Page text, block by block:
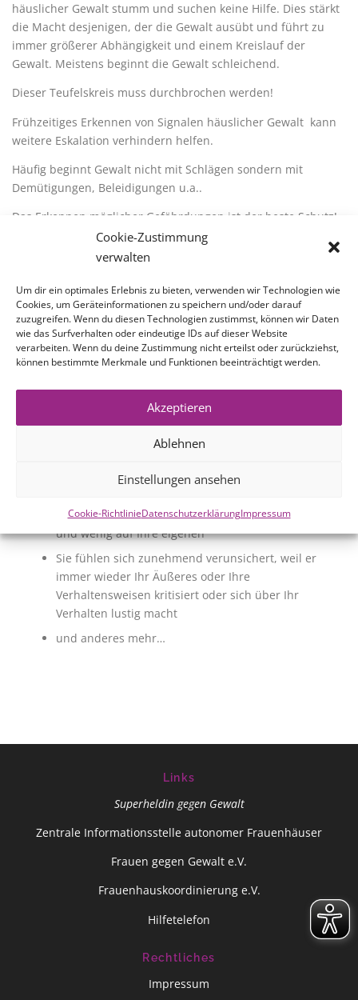
Cookie-Zustimmung
verwalten
Um dir ein optimales Erlebnis zu bieten, verwenden wir Technologien wie
Cookies, um Geräteinformationen zu speichern und/oder darauf
zuzugreifen. Wenn du diesen Technologien zustimmst, können wir Daten
wie das Surfverhalten oder eindeutige IDs auf dieser Website
verarbeiten. Wenn du deine Zustimmung nicht erteilst oder zurückziehst,
können bestimmte Merkmale und Funktionen beeinträchtigt werden.
Akzeptieren
Ablehnen
Einstellungen ansehen
Cookie-RichtlinieDatenschutzerklärungImpressum
häuslicher Gewalt stumm und suchen keine Hilfe. Dies stärkt
die Macht desjenigen, der die Gewalt ausübt und führt zu
immer größerer Abhängigkeit und einem Kreislauf der
Gewalt. Meistens beginnt die Gewalt schleichend.
Dieser Teufelskreis muss durchbrochen werden!
Frühzeitiges Erkennen von Signalen häuslicher Gewalt kann
weitere Eskalation verhindern helfen.
Häufig beginnt Gewalt nicht mit Schlägen sondern mit
Demütigungen, Beleidigungen u.a..
Das Erkennen möglicher Gefährdungen ist der beste Schutz!
Signale können sein:
unsicher und angespannt fühlen
wenn Sie sich nicht trauen Ihre eigene Meinung offen
zu äußern und hierfür auf einen günstigen Moment
warten
Sie geben Ihrem Partner zuliebe den Kontakt zu
Freunden und Verwandten mehr und mehr auf
Sie fühlen sich kontrolliert und haben das Gefühl,
sich nicht mehr frei bewegen zu können
Sie achten sehr auf die Bedürfnisse Ihres Partners
und wenig auf Ihre eigenen
Sie fühlen sich zunehmend verunsichert, weil er
immer wieder Ihr Äußeres oder Ihre
Verhaltensweisen kritisiert oder sich über Ihr
Verhalten lustig macht
und anderes mehr…
Links
Superheldin gegen Gewalt
Zentrale Informationsstelle autonomer Frauenhäuser
Frauen gegen Gewalt e.V.
Frauenhauskoordinierung e.V.
Hilfetelefon
Rechtliches
Impressum